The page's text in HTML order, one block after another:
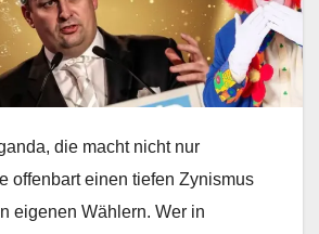
die macht nicht nur
offenbart einen tiefen Zynismus
eigenen Wählern. Wer in